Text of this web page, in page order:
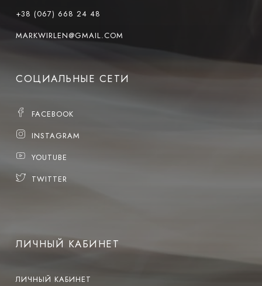
+38 (067) 668 24 48
MARKWIRLEN@GMAIL.COM
СОЦИАЛЬНЫЕ СЕТИ
FACEBOOK
INSTAGRAM
YOUTUBE
TWITTER
ЛИЧНЫЙ КАБИНЕТ
ЛИЧНЫЙ КАБИНЕТ